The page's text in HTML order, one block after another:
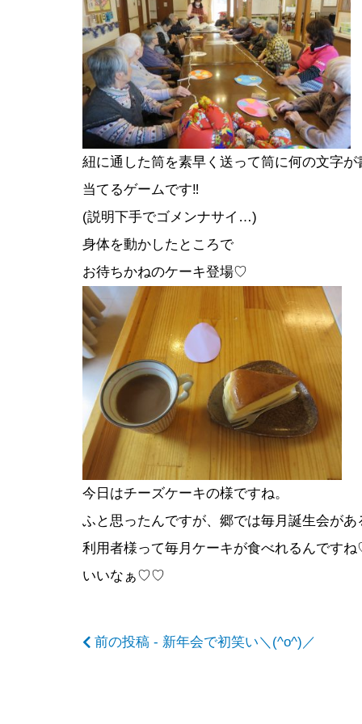
紐に通した筒を素早く送って筒に何の文字が
当てるゲームです‼
(説明下手でゴメンナサイ…)
身体を動かしたところで
お待ちかねのケーキ登場♡
今日はチーズケーキの様ですね。
ふと思ったんですが、郷では毎月誕生会があ
利用者様って毎月ケーキが食べれるんです
いいなぁ♡♡
前
後
の
記
へ
前の投稿 - 新年会で初笑い＼(^o^)／